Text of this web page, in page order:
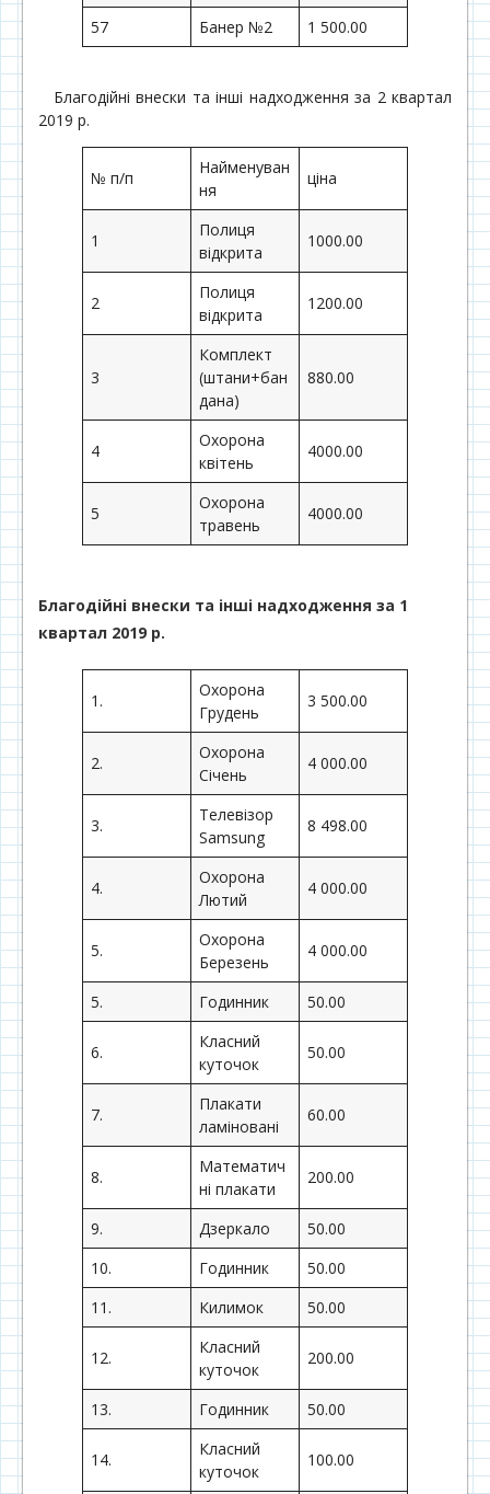
57
Банер №2 1 500.00
Благодійні внески та інші надходження за 2 квартал
2019 р.
№ п/п
Найменуван
ня
ціна
1
Полиця
відкрита
1000.00
2
Полиця
відкрита
1200.00
3
Комплект
(штани+бан
дана)
880.00
4
Охорона
квітень
4000.00
5
Охорона
травень
4000.00
Благодійні внески та інші надходження за 1
квартал 2019 р.
1.
Охорона
Грудень
3 500.00
2.
Охорона
Січень
4 000.00
3.
Телевізор
Samsung
8 498.00
4.
Охорона
Лютий
4 000.00
5.
Охорона
Березень
4 000.00
5. Годинник 50.00
6.
Класний
куточок
50.00
7.
Плакати
ламіновані
60.00
8.
Математич
ні плакати
200.00
9. Дзеркало
50.00
10.
Годинник
50.00
11.
Килимок 50.00
12.
Класний
куточок
200.00
13. Годинник 50.00
14.
Класний
куточок
100.00